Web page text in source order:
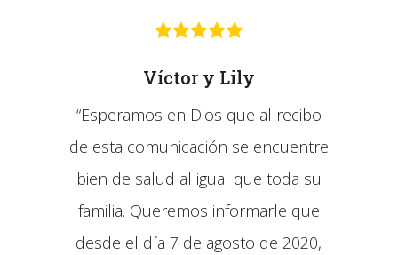
Víctor y Lily
“Esperamos en Dios que al recibo
de esta comunicación se encuentre
bien de salud al igual que toda su
familia. Queremos informarle que
desde el día 7 de agosto de 2020,